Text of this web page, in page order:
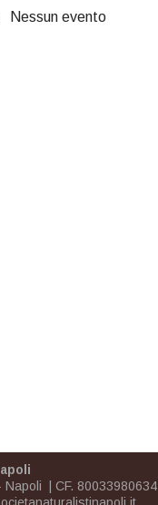
Nessun evento
| CF. 80033980634